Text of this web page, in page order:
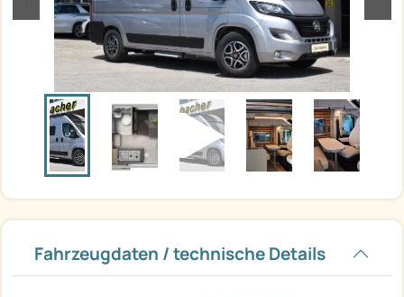
Fahrzeugdaten / technische Details